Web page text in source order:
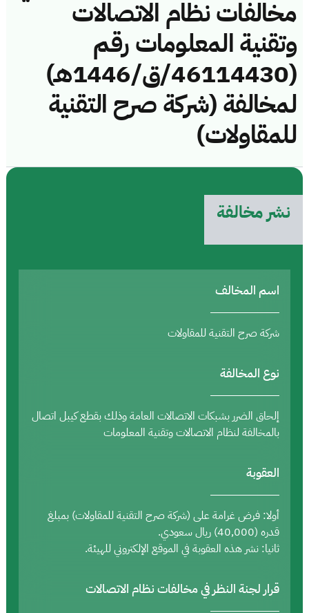
مخالفات نظام الاتصالات
وتقنية المعلومات رقم
(46114430/ق/1446هـ)
لمخالفة (شركة صرح التقنية
للمقاولات)
نشر مخالفة
اسم المخالف
شركة صرح التقنية للمقاولات
نوع المخالفة
إلحاق الضرر بشبكات الاتصالات العامة وذلك بقطع كيبل اتصال
بالمخالفة لنظام الاتصالات وتقنية المعلومات
العقوبة
أولا: فرض غرامة على (شركة صرح التقنية للمقاولات) بمبلغ
قدره (40,000) ريال سعودي.
ثانيا: نشر هذه العقوبة في الموقع الإلكتروني للهيئة.
قرار لجنة النظر في مخالفات نظام الاتصالات